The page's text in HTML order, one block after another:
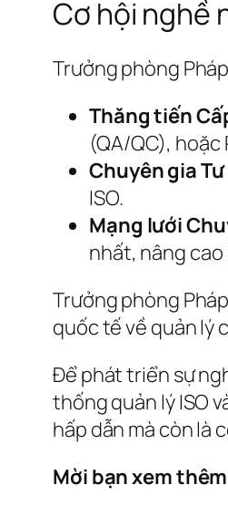
Cơ hội nghề
Trưởng phòng
Thăng tiến
(QA/QC),
Chuyên gia
ISO.
Mạng lưới
nhất, nâng
Trưởng phòng
quốc tế về quản lý
Để phát triển sự
thống quản lý ISO
hấp dẫn mà còn là
Mời bạn xem